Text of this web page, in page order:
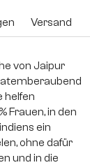
Versand
von Jaipur
atemberaubend
helfen
Frauen, in den
ein
ohne dafür
und in die